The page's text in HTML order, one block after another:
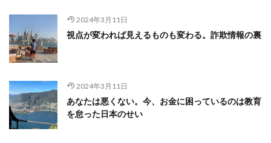
2024年3月11日
視点が変われば見えるものも変わる。詐欺情報の裏
2024年3月11日
あなたは悪くない。今、お金に困っているのは教育
を怠った日本のせい